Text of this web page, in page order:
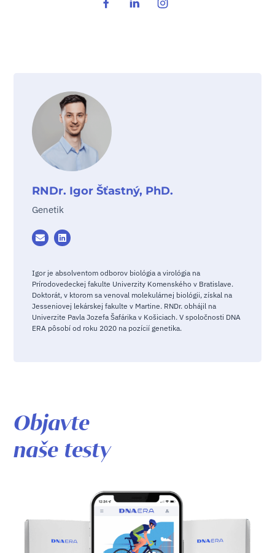
RNDr. Igor Šťastný, PhD.
Genetik
Igor je absolventom odborov biológia a virológia na
Prírodovedeckej fakulte Univerzity Komenského v Bratislave.
Doktorát, v ktorom sa venoval molekulárnej biológii, získal na
Jesseniovej lekárskej fakulte v Martine. RNDr. obhájil na
Univerzite Pavla Jozefa Šafárika v Košiciach. V spoločnosti DNA
ERA pôsobí od roku 2020 na pozícií genetika.
Objavte
naše testy